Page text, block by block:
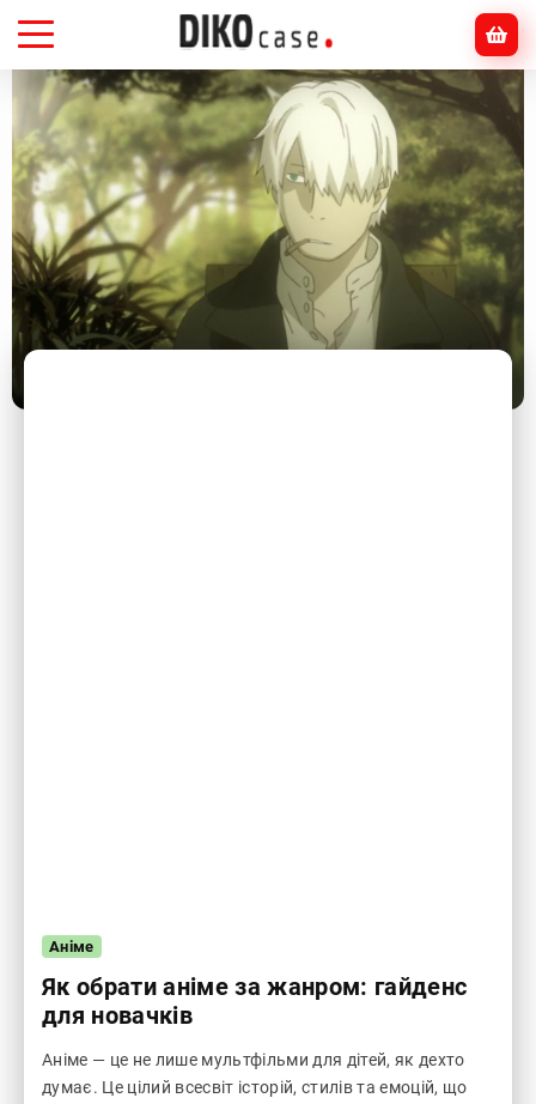
Головна Аніме
Як обрати аніме за жанром: гайденс для
новачків
Аніме
Як обрати аніме за жанром: гайденс
для новачків
Аніме — це не лише мультфільми для дітей, як дехто
думає. Це цілий всесвіт історій, стилів та емоцій, що